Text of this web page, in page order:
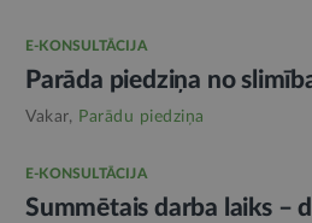
E-KONSULTĀCIJA
Parāda piedziņa no
Vakar, Parādu piedziņa
E-KONSULTĀCIJA
Summētais darba laiks –